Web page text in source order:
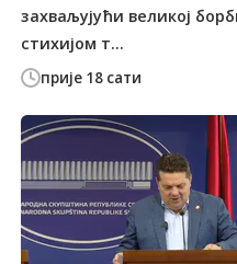
прије 18 сати
захваљујући великој
стихијом т...